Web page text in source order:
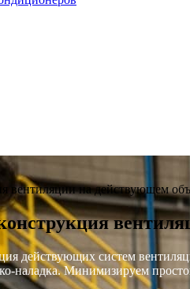
вентиляции на действующем
действующих систем
наладка. Минимизируем